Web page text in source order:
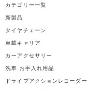
カテゴリー一覧
新製品
タイヤチェーン
車載キャリア
カーアクセサリー
洗車 お手入れ用品
ドライブアクションレコーダー